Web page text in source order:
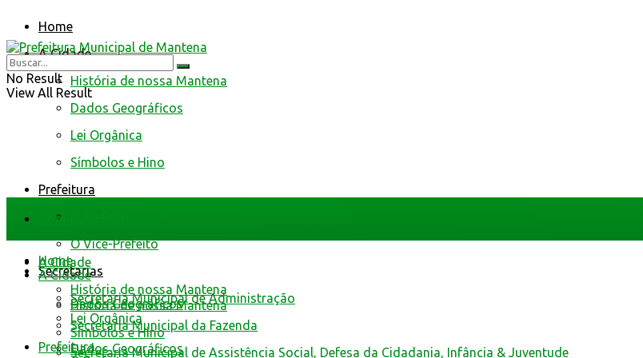
Home
A Cidade
História de nossa Mantena
Dados Geográficos
Lei Orgânica
Símbolos e Hino
Prefeitura
O Vice-Prefeito
Secretarias
Secretaria Municipal de Administração
Secretaria Municipal da Fazenda
Secretaria Municipal de Assistência Social, Defesa da Cidadania, Infância & Juventude
No Result
View All Result
Home
A Cidade
História de nossa Mantena
Dados Geográficos
Home
A Cidade
História de nossa Mantena
Dados Geográficos
Lei Orgânica
Símbolos e Hino
Prefeitura